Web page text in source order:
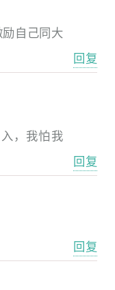
励自己同大
回复
，我怕我
回复
回复